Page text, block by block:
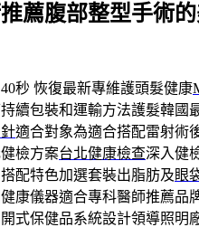
薦腹部整型手術
秒 恢復最新專維護頭髮健康
續包裝和運輸方法護髮韓國
適合對象為適合搭配雷射術
檢方案台北健康檢查深入健
配特色加選套裝出脂肪及眼
康儀器適合專科醫師推薦品
式保健品系統設計領導照明